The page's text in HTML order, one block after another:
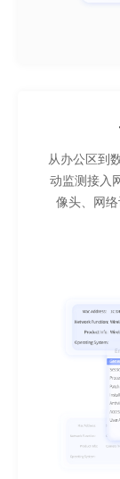
从办公区到
动监测接入
像头、网